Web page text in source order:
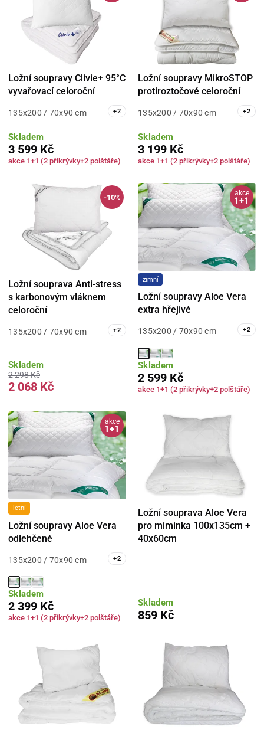
Ložní soupravy Clivie+ 95°C
vyvařovací celoroční
135x200 / 70x90 cm +2
Skladem
3 599 Kč
akce 1+1 (2 přikrývky+2 polštáře)
Ložní soupravy MikroSTOP
protiroztočové celoroční
135x200 / 70x90 cm +2
Skladem
3 199 Kč
akce 1+1 (2 přikrývky+2 polštáře)
-10%
Ložní souprava Anti-stress
s karbonovým vláknem
celoroční
135x200 / 70x90 cm +2
Skladem
2 298 Kč
2 068 Kč
akce
1+1
zimní
Ložní soupravy Aloe Vera
extra hřejivé
135x200 / 70x90 cm +2
Skladem
2 599 Kč
akce 1+1 (2 přikrývky+2 polštáře)
akce
1+1
letní
Ložní soupravy Aloe Vera
odlehčené
135x200 / 70x90 cm +2
Skladem
2 399 Kč
akce 1+1 (2 přikrývky+2 polštáře)
Ložní souprava Aloe Vera
pro miminka 100x135cm +
40x60cm
Skladem
859 Kč